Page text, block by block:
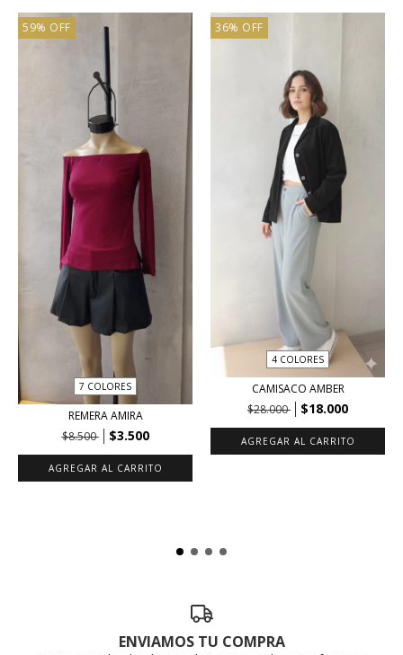
59% OFF
7 COLORES
REMERA AMIRA
$8.500
$3.500
AGREGAR AL CARRITO
36% OFF
4 COLORES
CAMISACO AMBER
$28.000
$18.000
AGREGAR AL CARRITO
ENVIAMOS TU COMPRA